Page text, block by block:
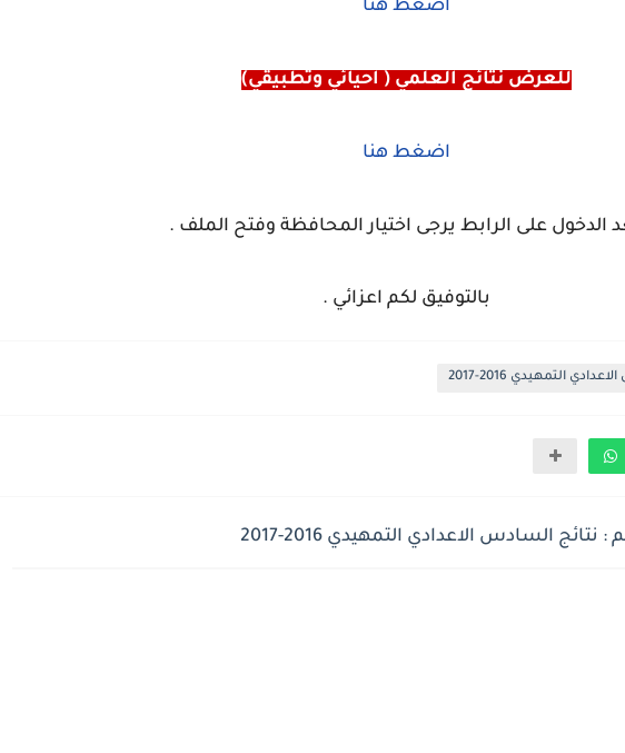
أضغط هنا
للعرض نتائج العلمي ( احيائي وتطبيقي)
اضغط هنا
الدخول على الرابط يرجى اختيار المحافظة وفتح الملف .
بالتوفيق لكم اعزائي .
التمهيدي 2016-2017
السادس الاعدادي التمهيدي 2016-2017